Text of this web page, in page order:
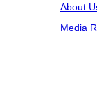
About
Media